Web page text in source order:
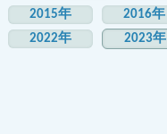
2015年
2016年
2022年
2023年